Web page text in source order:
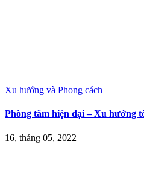
Xu hướng và Phong cách
Phòng tắm hiện đại – Xu hướng
16, tháng 05, 2022